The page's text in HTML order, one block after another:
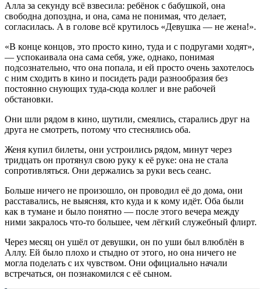
Алла за секунду всё взвесила: ребёнок с бабушкой, она
свободна допоздна, и она, сама не понимая, что делает,
согласилась. А в голове всё крутилось «Девушка — не жена!».
«В конце концов, это просто кино, туда и с подругами ходят»,
— успокаивала она сама себя, уже, однако, понимая
подсознательно, что она попала, и ей просто очень захотелось
с ним сходить в кино и посидеть ради разнообразия без
постоянно снующих туда-сюда коллег и вне рабочей
обстановки.
Они шли рядом в кино, шутили, смеялись, старались друг на
друга не смотреть, потому что стеснялись оба.
Женя купил билеты, они устроились рядом, минут через
тридцать он протянул свою руку к её руке: она не стала
сопротивляться. Они держались за руки весь сеанс.
Больше ничего не произошло, он проводил её до дома, они
расставались, не выясняя, кто куда и к кому идёт. Оба были
как в тумане и было понятно — после этого вечера между
ними закралось что-то большее, чем лёгкий служебный флирт.
Через месяц он ушёл от девушки, он по уши был влюблён в
Аллу. Ей было плохо и стыдно от этого, но она ничего не
могла поделать с их чувством. Они официально начали
встречаться, он познакомился с её сыном.